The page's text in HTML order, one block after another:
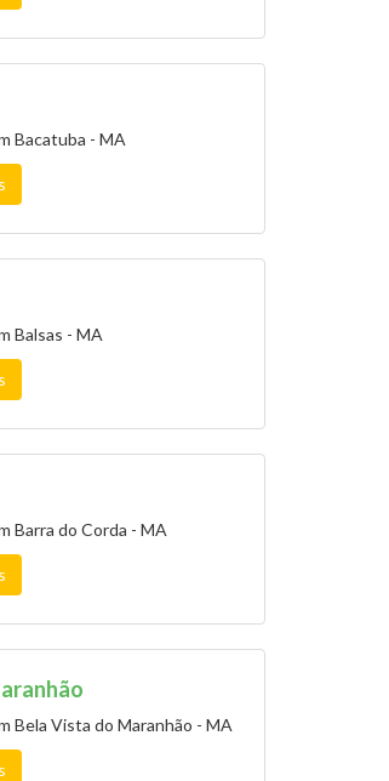
Bacatuba - MA
Balsas - MA
Barra do Corda - MA
Bela Vista do Maranhão - MA